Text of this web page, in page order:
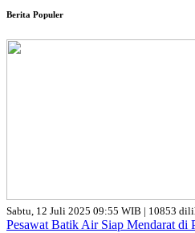
Berita Populer
Sabtu, 12 Juli 2025 09:55 WIB | 10853
Pesawat Batik Air Siap Mendarat di